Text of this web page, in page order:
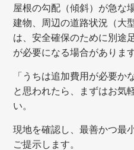
屋根の勾配（傾斜）が急な
建物、周辺の道路状況（大
は、安全確保のために別途
が必要になる場合があります
「うちは追加費用が必要か
と思われたら、まずはお気
い。
現地を確認し、最善かつ最
ご提示します。